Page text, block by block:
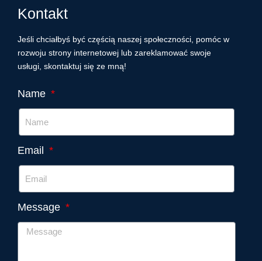
Kontakt
Jeśli chciałbyś być częścią naszej społeczności, pomóc w
rozwoju strony internetowej lub zareklamować swoje
usługi, skontaktuj się ze mną!
Name
Email
Message